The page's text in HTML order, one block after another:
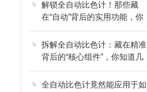
解锁全自动比色计！那些藏
在“自动”背后的实用功能，你
了解多少？
拆解全自动比色计：藏在精准
背后的“核心组件”，你知道几
个？
全自动比色计竟然能应用于如